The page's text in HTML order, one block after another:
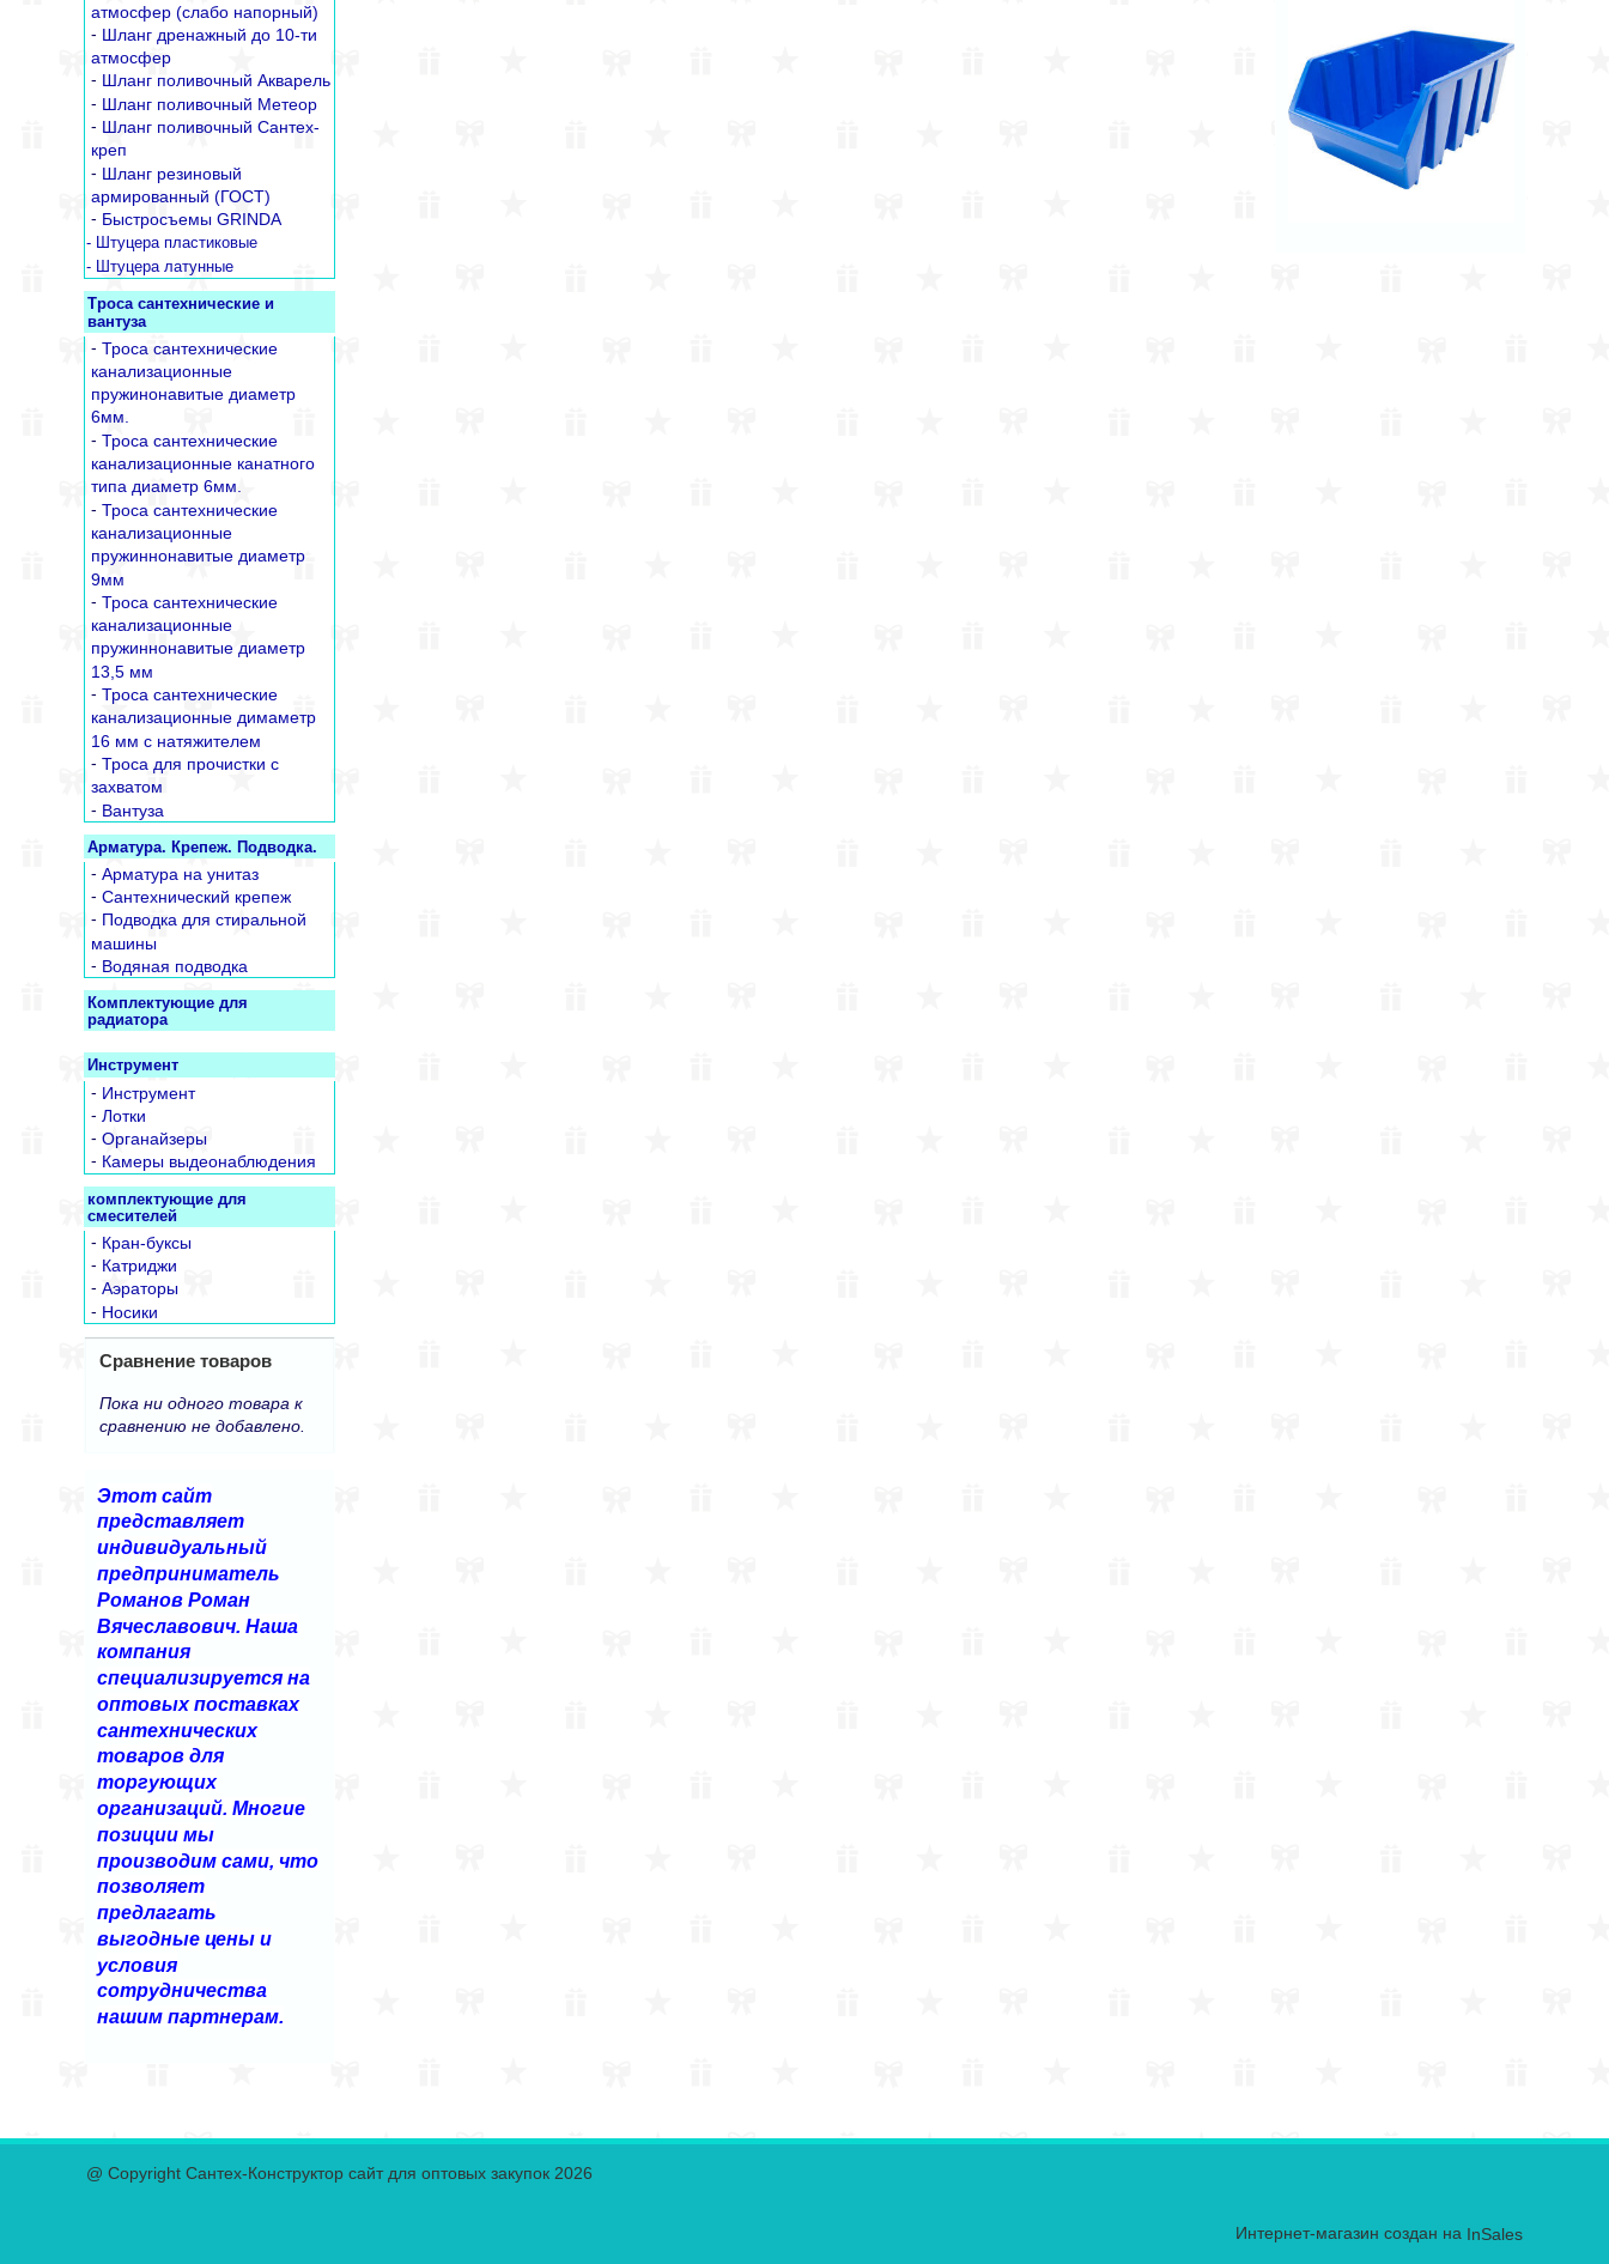
атмосфер (слабо напорный)
- Шланг дренажный до 10-ти
атмосфер
- Шланг поливочный Акварель
- Шланг поливочный Метеор
- Шланг поливочный Сантех-
креп
- Шланг резиновый
армированный (ГОСТ)
- Быстросъемы GRINDA
- Штуцера пластиковые
- Штуцера латунные
Троса сантехнические и
вантуза
- Троса сантехнические
канализационные
пружинонавитые диаметр
6мм.
- Троса сантехнические
канализационные канатного
типа диаметр 6мм.
- Троса сантехнические
канализационные
пружиннонавитые диаметр
9мм
- Троса сантехнические
канализационные
пружиннонавитые диаметр
13,5 мм
- Троса сантехнические
канализационные димаметр
16 мм с натяжителем
- Троса для прочистки с
захватом
- Вантуза
Арматура. Крепеж. Подводка.
- Арматура на унитаз
- Сантехнический крепеж
- Подводка для стиральной
машины
- Водяная подводка
Комплектующие для
радиатора
Инструмент
- Инструмент
- Лотки
- Органайзеры
- Камеры выдеонаблюдения
комплектующие для
смесителей
- Кран-буксы
- Катриджи
- Аэраторы
- Носики
Сравнение товаров
Пока ни одного товара к
сравнению не добавлено.
Этот сайт
представляет
индивидуальный
предприниматель
Романов Роман
Вячеславович. Наша
компания
специализируется на
оптовых поставках
сантехнических
товаров для
торгующих
организаций. Многие
позиции мы
производим сами, что
позволяет
предлагать
выгодные цены и
условия
сотрудничества
нашим партнерам.
@ Copyright Сантех-Конструктор сайт для оптовых закупок 2026
Интернет-магазин создан на InSales